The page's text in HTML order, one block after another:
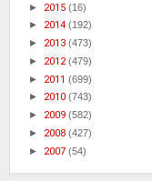
► 2015 (16)
► 2014 (192)
► 2013 (473)
► 2012(479)
► 2011 (699)
► 2010 (743)
► 2009 (582)
► 2008 (427)
► 2007 (54)